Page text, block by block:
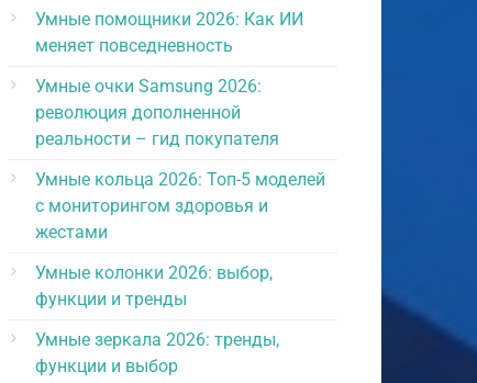
Умные помощники 2026: Как ИИ
меняет повседневность
Умные очки Samsung 2026:
революция дополненной
реальности – гид покупателя
Умные кольца 2026: Топ-5 моделей
с мониторингом здоровья и
жестами
Умные колонки 2026: выбор,
функции и тренды
Умные зеркала 2026: тренды,
функции и выбор